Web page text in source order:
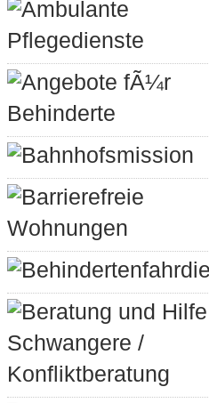
Ambulante
Pflegedienste
Angebote fÃ¼r
Behinderte
Bahnhofsmission
Barrierefreie
Wohnungen
Beratung und
Schwangere /
Konfliktberatung